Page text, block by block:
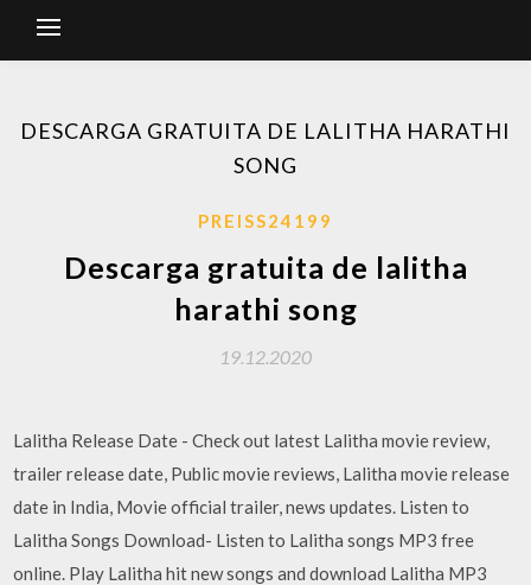
DESCARGA GRATUITA DE LALITHA HARATHI
SONG
PREISS24199
Descarga gratuita de lalitha
harathi song
19.12.2020
Lalitha Release Date - Check out latest Lalitha movie review,
trailer release date, Public movie reviews, Lalitha movie release
date in India, Movie official trailer, news updates. Listen to
Lalitha Songs Download- Listen to Lalitha songs MP3 free
online. Play Lalitha hit new songs and download Lalitha MP3